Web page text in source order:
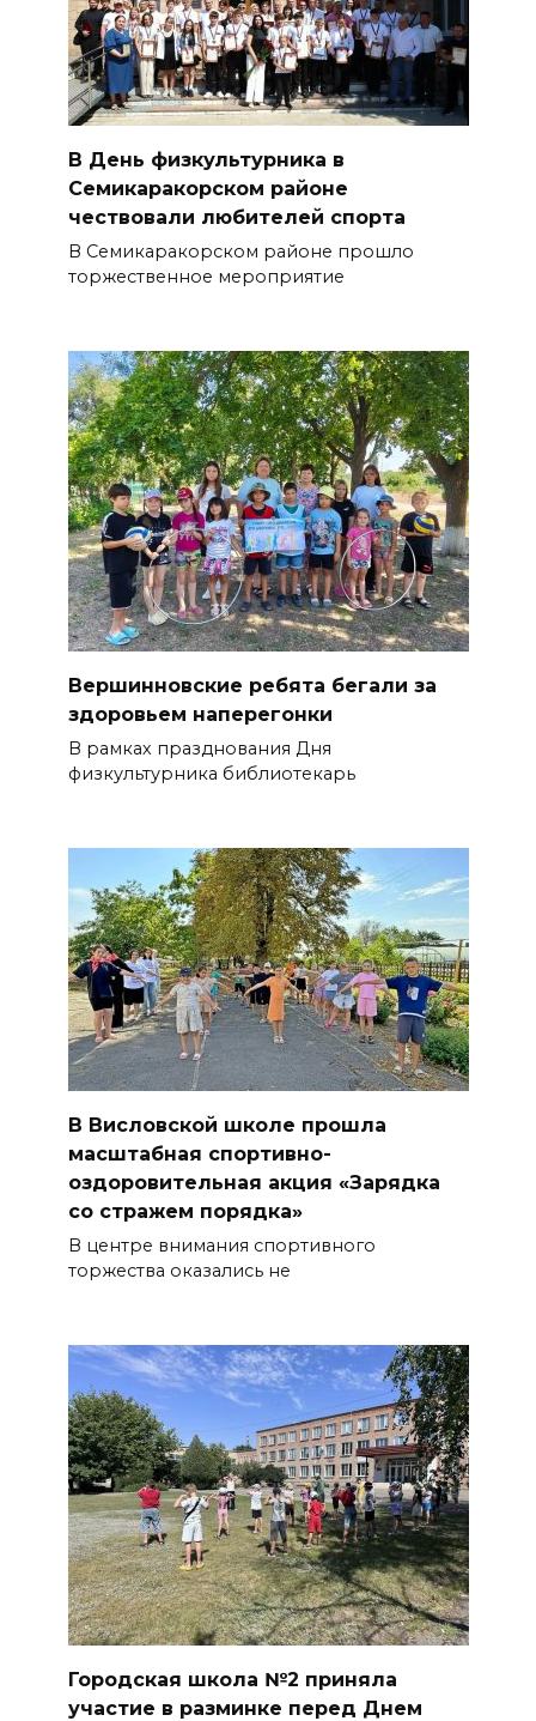
В День физкультурника в
Семикаракорском районе
чествовали любителей спорта
В Семикаракорском районе прошло
торжественное мероприятие
Вершинновские ребята бегали за
здоровьем наперегонки
В рамках празднования Дня
физкультурника библиотекарь
В Висловской школе прошла
масштабная спортивно-
оздоровительная акция «Зарядка
со стражем порядка»
В центре внимания спортивного
торжества оказались не
Городская школа №2 приняла
участие в разминке перед Днем